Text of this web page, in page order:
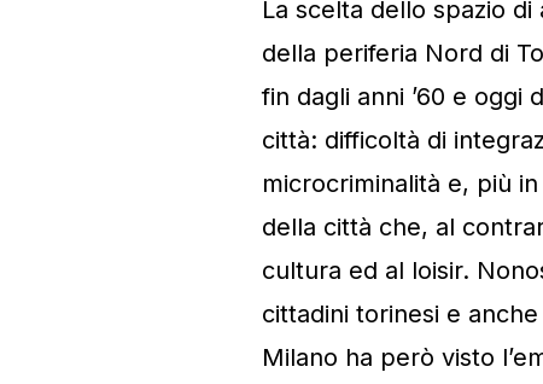
La scelta dello spazio
della periferia Nord di
fin dagli anni ’60 e
città: difficoltà di
microcriminalità e, più
della città che, al
cultura ed al loisir.
cittadini torinesi e
Milano ha però visto